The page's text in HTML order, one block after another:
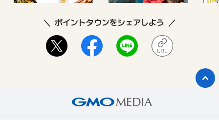
ポイントタウンをシェアしよう